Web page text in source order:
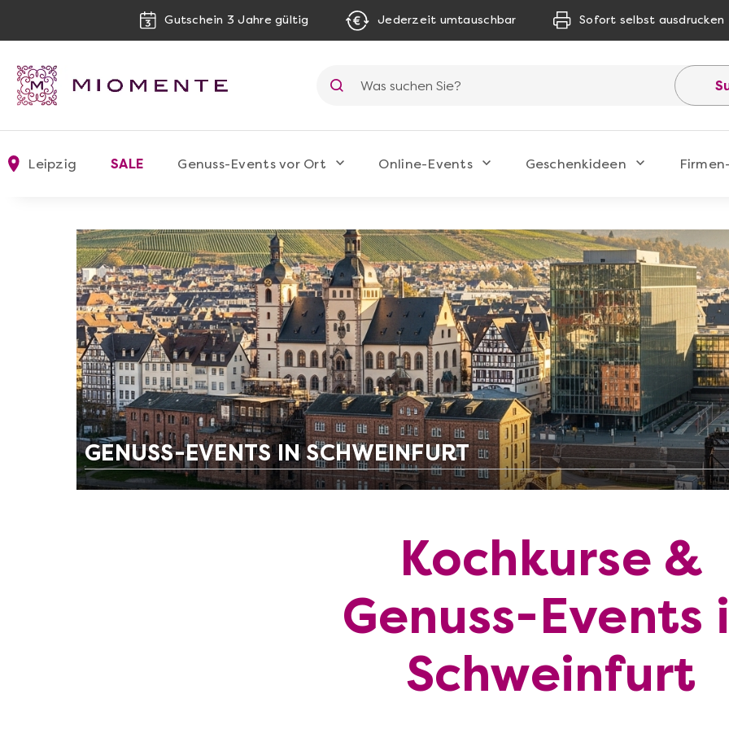
Gutschein 3 Jahre gültig Jederzeit umtauschbar Sofort selbst ausdrucken
Leipzig SALE Genuss-Events vor Ort Online-Events Geschenkideen
GENUSS-EVENTS IN SCHWEINFURT
Kochkurse &
Genuss-Events
Schweinfurt